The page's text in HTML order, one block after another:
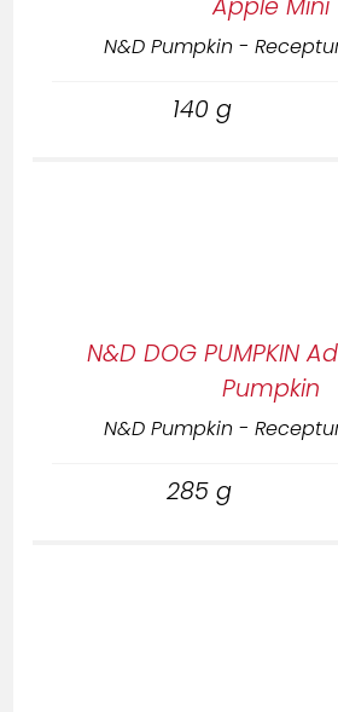
N&D Pumpkin -
140 g
N&D DOG PUMPKIN
Pumpkin
N&D Pumpkin -
285 g